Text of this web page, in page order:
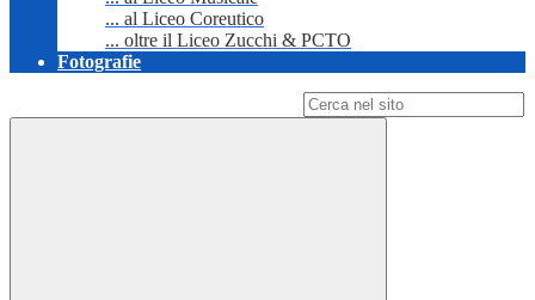
... al Liceo Coreutico
... oltre il Liceo Zucchi & PCTO
Fotografie